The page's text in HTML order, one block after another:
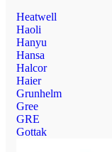
Heatwell
Haoli
Hanyu
Hansa
Halcor
Haier
Grunhelm
Gree
GRE
Gottak